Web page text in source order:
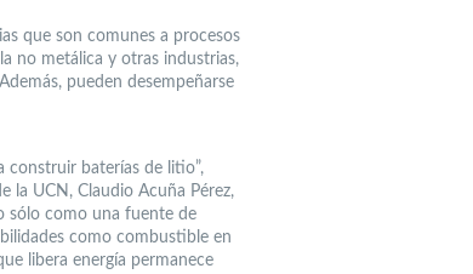
que son comunes a procesos
no metálica y otras industrias,
pueden desempeñarse
construir baterías de litio”,
la UCN, Claudio Acuña Pérez,
sólo como una fuente de
como combustible en
libera energía permanece